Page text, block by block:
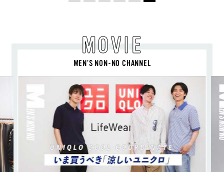
MOVIE
MEN’S NON-NO CHANNEL